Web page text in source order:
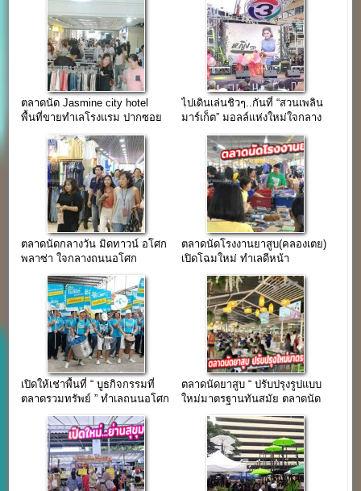
ตลาดนัด Jasmine city hotel
พื้นที่ขายทำเลโรงแรม ปากซอย
ไปเดินเล่นชิวๆ..กันที่ “สวนเพลิน
มาร์เก็ต” มอลล์แห่งใหม่ใจกลาง
ตลาดนัดกลางวัน มิดทาวน์ อโศก
พลาซ่า ใจกลางถนนอโศก
ตลาดนัดโรงงานยาสูบ(คลองเตย)
เปิดโฉมใหม่ ทำเลดีหน้า
เปิดให้เช่าพื้นที่ “ บูธกิจกรรมที่
ตลาดรวมทรัพย์ ” ทำเลถนนอโศก
ตลาดนัดยาสูบ “ ปรับปรุงรูปแบบ
ใหม่มาตรฐานทันสมัย ตลาดนัด